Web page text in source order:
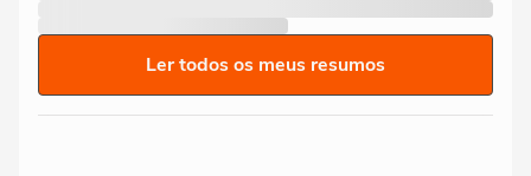
Ler todos os meus resumos